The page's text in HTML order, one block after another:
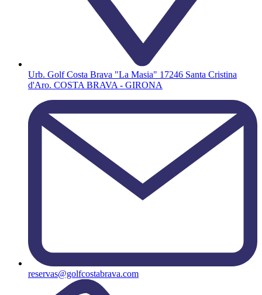
Urb. Golf Costa Brava "La Masia" 17246 Santa Cristina
d'Aro. COSTA BRAVA - GIRONA
reservas@golfcostabrava.com